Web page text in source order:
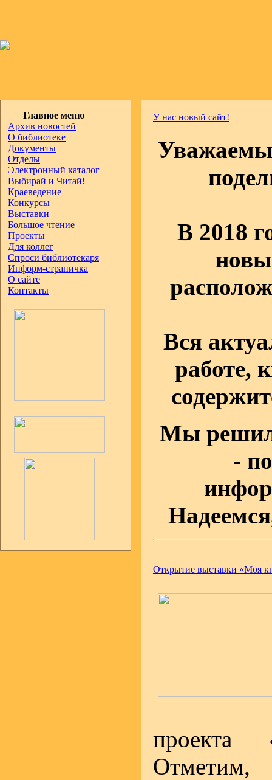
Главное меню
Архив новостей
О библиотеке
Документы
Отделы
Электронный каталог
Выбирай и Читай!
Краеведение
Конкурсы
Выставки
Большое чтение
Проекты
Для коллег
Спроси библиотекаря
Информ-страничка
О сайте
Контакты
У нас новый сайт!
В 2018
Вся
работе,
Мы
-
Открытие выставки «Моя
проекта